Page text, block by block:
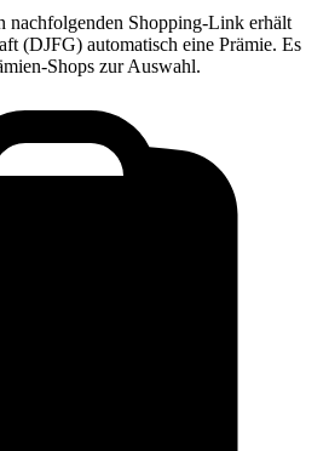
nachfolgenden Shopping-Link erhält
(DJFG) automatisch eine Prämie. Es
Shops zur Auswahl.